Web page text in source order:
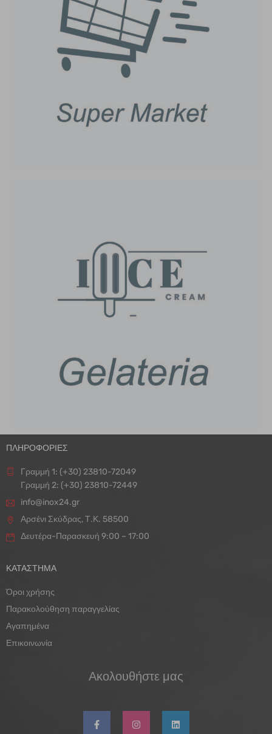
ΠΛΗΡΟΦΟΡΙΕΣ
Γραμμή 1: (+30) 23810-72049
Γραμμή 2: (+30) 23810-72449
info@inox24.gr
Αρσένι Σκύδρας, Τ.Κ. 58500
Δευτέρα-Παρασκευή 9:00 – 17:00
ΚΑΤΑΣΤΗΜΑ
Όροι χρήσης
Παρακολούθηση παραγγελίας
Αγαπημένα
Επικοινωνία
Ακολουθήστε μας